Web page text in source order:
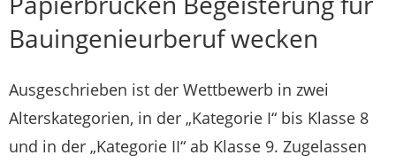
Bauingenieurberuf wecken
Ausgeschrieben ist der Wettbewerb in zwei
Alterskategorien, in der „Kategorie I“ bis Klasse 8
und in der „Kategorie II“ ab Klasse 9. Zugelassen